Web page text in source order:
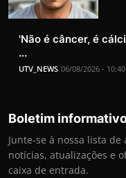
'Não é câncer, é
...
UTV_NEWS 06/08/2026 - 10:40
Boletim
Junte-se à nossa lista
notícias, atualizações e
caixa de entrada.